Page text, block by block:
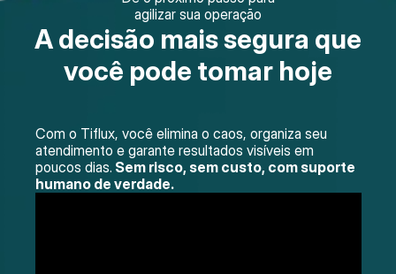
agilizar sua operação
A decisão mais segura que
você pode tomar hoje
Com o Tiflux, você elimina o caos, organiza seu
atendimento e garante resultados visíveis em
poucos dias. Sem risco, sem custo, com suporte
humano de verdade.